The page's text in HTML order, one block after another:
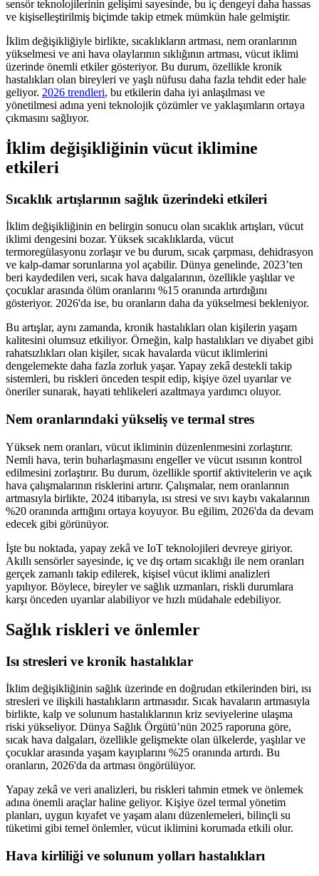
sensör teknolojilerinin gelişimi sayesinde, bu iç dengeyi daha hassas
ve kişiselleştirilmiş biçimde takip etmek mümkün hale gelmiştir.
İklim değişikliğiyle birlikte, sıcaklıkların artması, nem oranlarının
yükselmesi ve ani hava olaylarının sıklığının artması, vücut iklimi
üzerinde önemli etkiler gösteriyor. Bu durum, özellikle kronik
hastalıkları olan bireyleri ve yaşlı nüfusu daha fazla tehdit eder hale
geliyor. 2026 trendleri, bu etkilerin daha iyi anlaşılması ve
yönetilmesi adına yeni teknolojik çözümler ve yaklaşımların ortaya
çıkmasını sağlıyor.
İklim değişikliğinin vücut iklimine
etkileri
Sıcaklık artışlarının sağlık üzerindeki etkileri
İklim değişikliğinin en belirgin sonucu olan sıcaklık artışları, vücut
iklimi dengesini bozar. Yüksek sıcaklıklarda, vücut
termoregülasyonu zorlaşır ve bu durum, sıcak çarpması, dehidrasyon
ve kalp-damar sorunlarına yol açabilir. Dünya genelinde, 2023’ten
beri kaydedilen veri, sıcak hava dalgalarının, özellikle yaşlılar ve
çocuklar arasında ölüm oranlarını %15 oranında artırdığını
gösteriyor. 2026'da ise, bu oranların daha da yükselmesi bekleniyor.
Bu artışlar, aynı zamanda, kronik hastalıkları olan kişilerin yaşam
kalitesini olumsuz etkiliyor. Örneğin, kalp hastalıkları ve diyabet gibi
rahatsızlıkları olan kişiler, sıcak havalarda vücut iklimlerini
dengelemekte daha fazla zorluk yaşar. Yapay zekâ destekli takip
sistemleri, bu riskleri önceden tespit edip, kişiye özel uyarılar ve
öneriler sunarak, hayati tehlikeleri azaltmaya yardımcı oluyor.
Nem oranlarındaki yükseliş ve termal stres
Yüksek nem oranları, vücut ikliminin düzenlenmesini zorlaştırır.
Nemli hava, terin buharlaşmasını engeller ve vücut ısısının kontrol
edilmesini zorlaştırır. Bu durum, özellikle sportif aktivitelerin ve açık
hava çalışmalarının risklerini artırır. Çalışmalar, nem oranlarının
artmasıyla birlikte, 2024 itibarıyla, ısı stresi ve sıvı kaybı vakalarının
%20 oranında arttığını ortaya koyuyor. Bu eğilim, 2026'da da devam
edecek gibi görünüyor.
İşte bu noktada, yapay zekâ ve IoT teknolojileri devreye giriyor.
Akıllı sensörler sayesinde, iç ve dış ortam sıcaklığı ile nem oranları
gerçek zamanlı takip edilerek, kişisel vücut iklimi analizleri
yapılıyor. Böylece, bireyler ve sağlık uzmanları, riskli durumlara
karşı önceden uyarılar alabiliyor ve hızlı müdahale edebiliyor.
Sağlık riskleri ve önlemler
Isı stresleri ve kronik hastalıklar
İklim değişikliğinin sağlık üzerinde en doğrudan etkilerinden biri, ısı
stresleri ve ilişkili hastalıkların artmasıdır. Sıcak havaların artmasıyla
birlikte, kalp ve solunum hastalıklarının kriz seviyelerine ulaşma
riski yükseliyor. Dünya Sağlık Örgütü’nün 2025 raporuna göre,
sıcak hava dalgaları, özellikle gelişmekte olan ülkelerde, yaşlılar ve
çocuklar arasında yaşam kayıplarını %25 oranında artırdı. Bu
oranların, 2026'da da artması öngörülüyor.
Yapay zekâ ve veri analizleri, bu riskleri tahmin etmek ve önlemek
adına önemli araçlar haline geliyor. Kişiye özel termal yönetim
planları, uygun kıyafet ve yaşam alanı düzenlemeleri, bilinçli su
tüketimi gibi temel önlemler, vücut iklimini korumada etkili olur.
Hava kirliliği ve solunum yolları hastalıkları